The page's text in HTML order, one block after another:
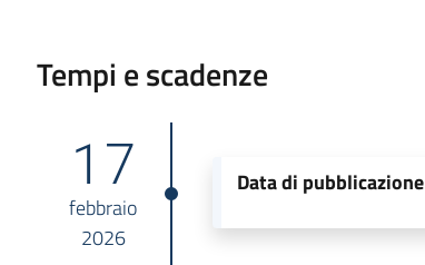
Tempi e scadenze
17
febbraio
2026
Data di pubblicazione